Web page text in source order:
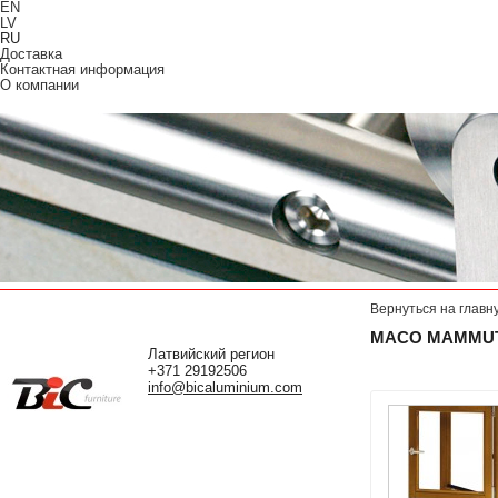
EN
LV
RU
Доставка
Контактная информация
О компании
Латвийский регион
+371 29192506
info@bicaluminium.com
Вернуться на
MACO